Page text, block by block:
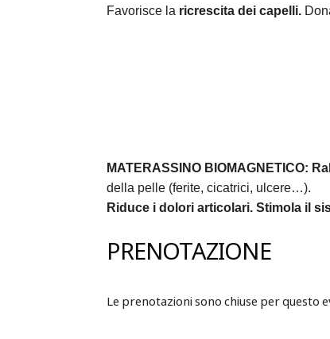
Favorisce la ricrescita dei capelli.
MATERASSINO BIOMAGNETICO:
della pelle (ferite, cicatrici, ulcere…).
Riduce i dolori articolari.Stimola il
PRENOTAZIONE
Le prenotazioni sono chiuse per questo